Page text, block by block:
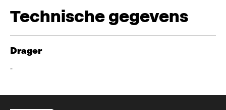
Technische gegevens
Drager
-